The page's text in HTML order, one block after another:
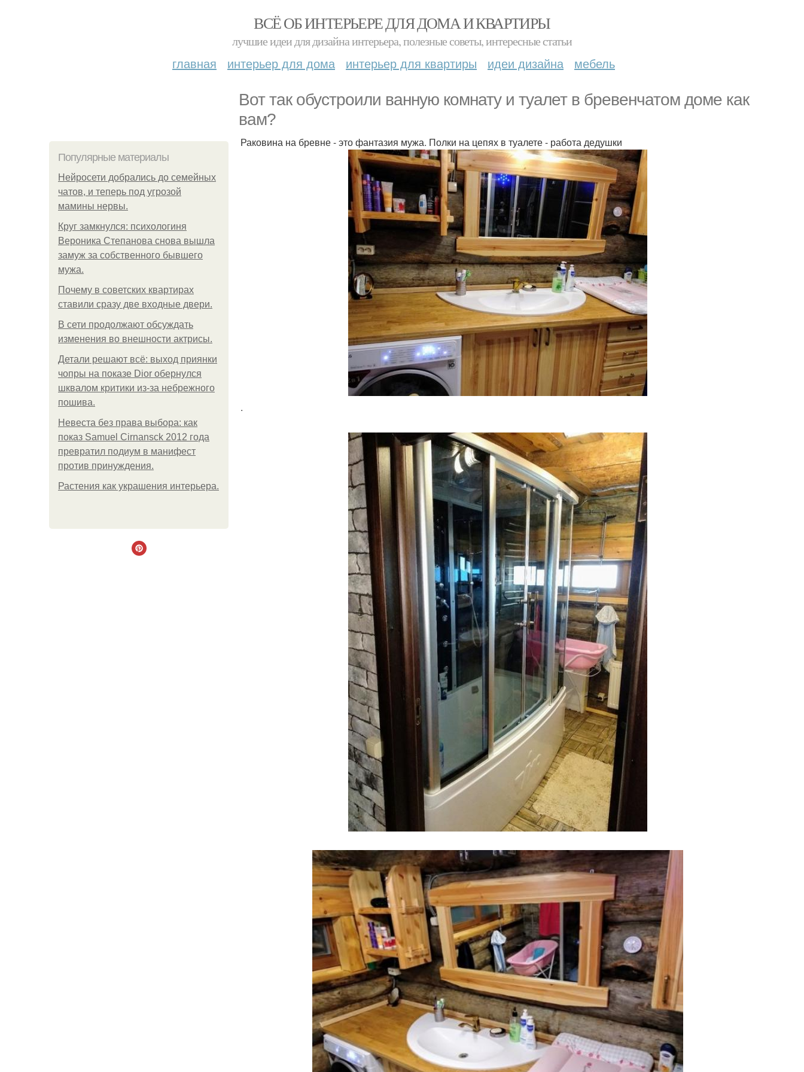
ВСЁ ОБ ИНТЕРЬЕРЕ ДЛЯ ДОМА И КВАРТИРЫ
лучшие идеи для дизайна интерьера, полезные советы, интересные статьи
главная интерьер для дома интерьер для квартиры идеи дизайна мебель
Вот так обустроили ванную комнату и туалет в бревенчатом доме как
вам?
Популярные материалы
Нейросети добрались до семейных
чатов, и теперь под угрозой
мамины нервы.
Круг замкнулся: психологиня
Вероника Степанова снова вышла
замуж за собственного бывшего
мужа.
Почему в советских квартирах
ставили сразу две входные двери.
В сети продолжают обсуждать
изменения во внешности актрисы.
Детали решают всё: выход приянки
чопры на показе Dior обернулся
шквалом критики из-за небрежного
пошива.
Невеста без права выбора: как
показ Samuel Cirnansck 2012 года
превратил подиум в манифест
против принуждения.
Растения как украшения интерьера.
Раковина на бревне - это фантазия мужа. Полки на цепях в туалете - работа дедушки
.